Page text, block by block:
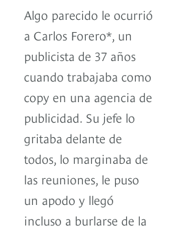
Algo parecido le ocurrió
a Carlos Forero*, un
publicista de 37 años
cuando trabajaba como
copy en una agencia de
publicidad. Su jefe lo
gritaba delante de
todos, lo marginaba de
las reuniones, le puso
un apodo y llegó
incluso a burlarse de la